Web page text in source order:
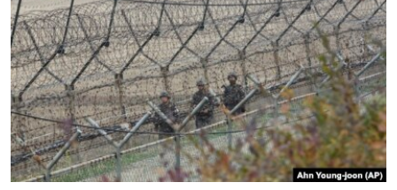
поиску